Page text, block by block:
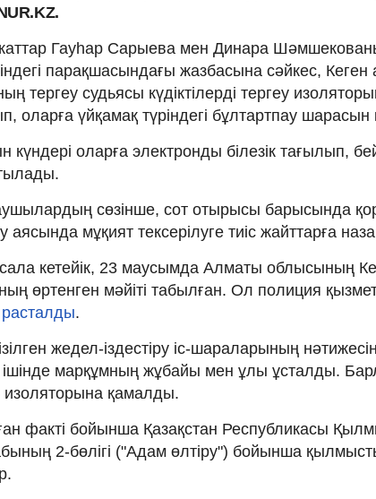
Гауһар Сарыева мен Динара
парақшасындағы жазбасына сәйкес, Кеген
тергеу судьясы күдіктілерді тергеу
оларға үйқамақ түріндегі бұлтартпау шарасын
күндері оларға электронды білезік тағылып,
сөзінше, сот отырысы барысында
аясында мұқият тексерілуге тиіс жайттарға
кетейік, 23 маусымда Алматы облысының
өртенген мәйіті табылған. Ол полиция
расталды.
жедел-іздестіру іс-шараларының
марқұмның жұбайы мен ұлы ұсталды.
изоляторына қамалды.
факті бойынша Қазақстан Республикасы
2-бөлігі ("Адам өлтіру") бойынша